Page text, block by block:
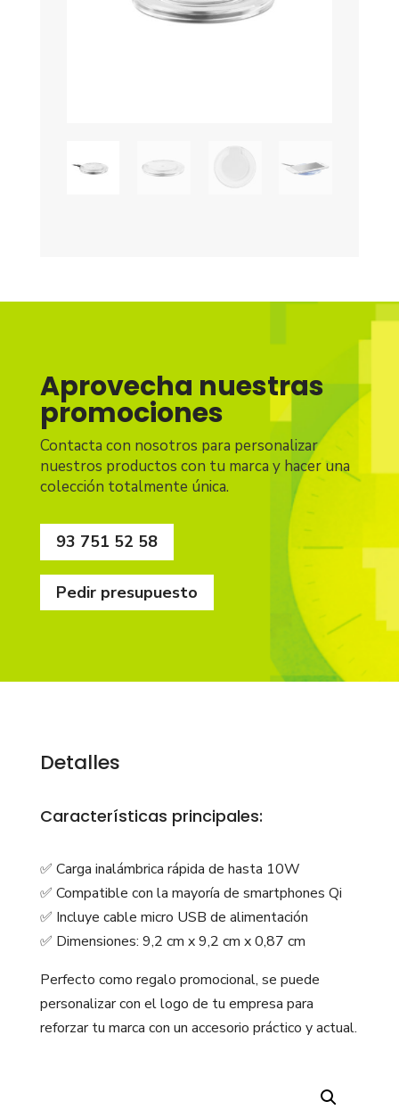
Aprovecha nuestras
promociones
Contacta con nosotros para personalizar
nuestros productos con tu marca y hacer una
colección totalmente única.
93 751 52 58
Pedir presupuesto
Detalles
Características principales:
✅ Carga inalámbrica rápida de hasta 10W
✅ Compatible con la mayoría de smartphones Qi
✅ Incluye cable micro USB de alimentación
✅ Dimensiones: 9,2 cm x 9,2 cm x 0,87 cm
Perfecto como regalo promocional, se puede
personalizar con el logo de tu empresa para
reforzar tu marca con un accesorio práctico y actual.